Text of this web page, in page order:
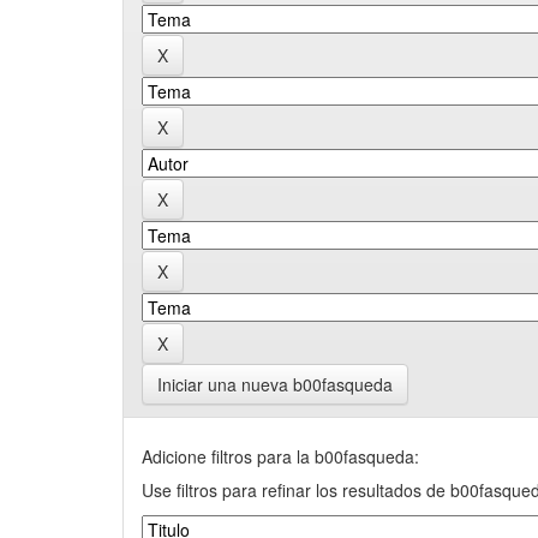
Iniciar una nueva b00fasqueda
Adicione filtros para la b00fasqueda:
Use filtros para refinar los resultados de